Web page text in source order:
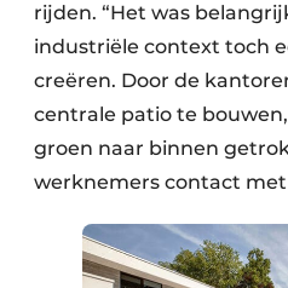
rijden. “Het was
industriële context toch
creëren. Door de
centrale patio te
groen naar binnen
werknemers contact